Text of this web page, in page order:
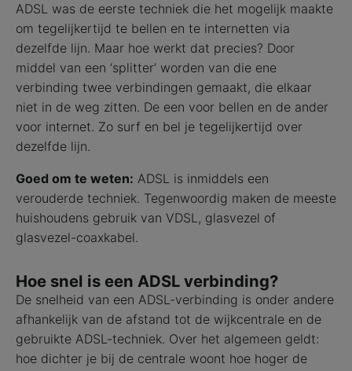
ADSL was de eerste techniek die het mogelijk maakte
om tegelijkertijd te bellen en te internetten via
dezelfde lijn. Maar hoe werkt dat precies? Door
middel van een ‘splitter’ worden van die ene
verbinding twee verbindingen gemaakt, die elkaar
niet in de weg zitten. De een voor bellen en de ander
voor internet. Zo surf en bel je tegelijkertijd over
dezelfde lijn.
Goed om te weten: ADSL is inmiddels een
verouderde techniek. Tegenwoordig maken de meeste
huishoudens gebruik van VDSL, glasvezel of
glasvezel-coaxkabel.
Hoe snel is een ADSL verbinding?
De snelheid van een ADSL-verbinding is onder andere
afhankelijk van de afstand tot de wijkcentrale en de
gebruikte ADSL-techniek. Over het algemeen geldt:
hoe dichter je bij de centrale woont hoe hoger de